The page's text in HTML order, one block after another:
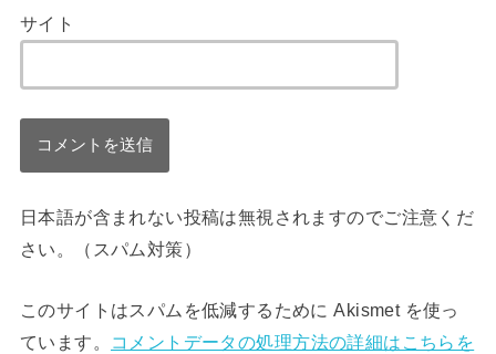
サイト
日本語が含まれない投稿は無視されますのでご注意くだ
さい。（スパム対策）
このサイトはスパムを低減するために Akismet を使っ
ています。
コメントデータの処理方法の詳細はこちらを